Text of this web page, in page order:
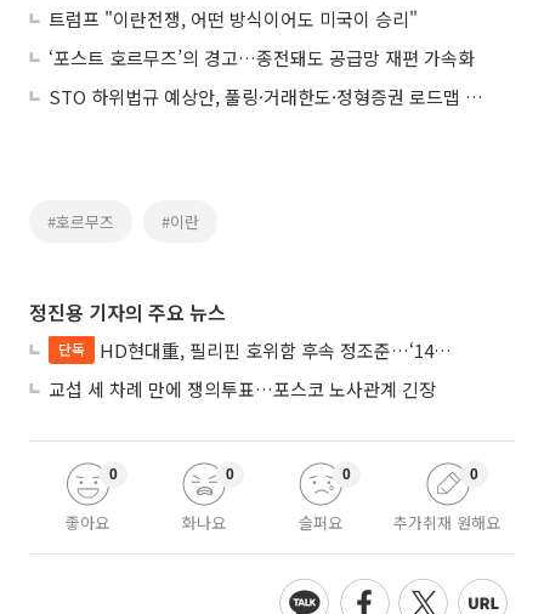
트럼프 "이란전쟁, 어떤 방식이어도 미국이 승리"
‘포스트 호르무즈’의 경고…종전돼도 공급망 재편 가속화
STO 하위법규 예상안, 풀링·거래한도·정형증권 로드맵 제시
#호르무즈 #이란
정진용 기자의 주요 뉴스
단독
HD현대重, 필리핀 호위함 후속 정조준…‘14척+α’ 싹쓸이 노린다
교섭 세 차례 만에 쟁의투표…포스코 노사관계 긴장
좋아요
0
화나요
0
슬퍼요
0
추가취재 원해요
0